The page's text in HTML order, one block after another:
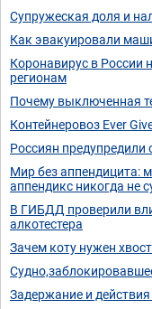
Супружеская доля и
Как эвакуировали
Коронавирус в России
регионам
Почему выключенная
Контейнеровоз Ever
Россиян
Мир без аппендицита:
аппендикс никогда не
В ГИБДД проверили
алкотестера
Зачем коту нужен хвост
Задержание и